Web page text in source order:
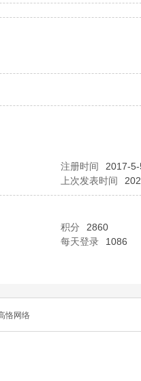
注册时间
2017-
上次发表时间
积分
2860
每天登录
1086
恪网络